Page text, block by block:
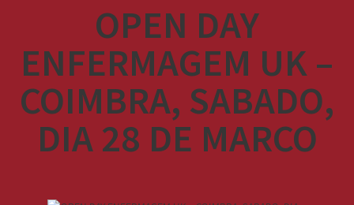
OPEN DAY
ENFERMAGEM UK –
COIMBRA, SABADO,
DIA 28 DE MARCO